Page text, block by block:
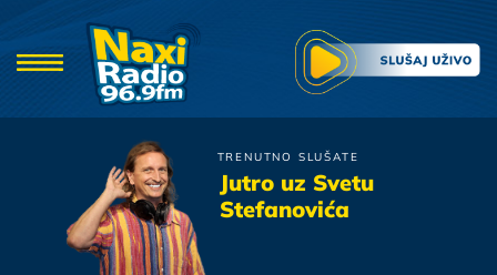
TRENUTNO SLUŠATE
Jutro uz Svetu
Stefanovića
Zdravko Colic
Pisacu Joj Pisma Duga